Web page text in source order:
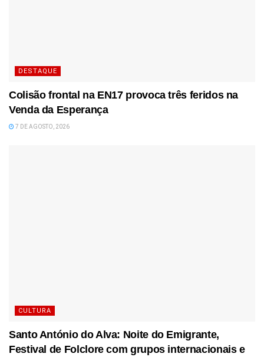
DESTAQUE
Colisão frontal na EN17 provoca três feridos na
Venda da Esperança
7 DE AGOSTO, 2026
CULTURA
Santo António do Alva: Noite do Emigrante,
Festival de Folclore com grupos internacionais e